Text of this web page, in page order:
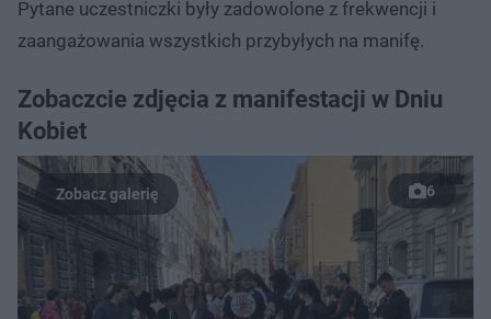
Pytane uczestniczki były zadowolone z frekwencji i
zaangażowania wszystkich przybyłych na manifę.
Zobaczcie zdjęcia z manifestacji w Dniu
Kobiet
6